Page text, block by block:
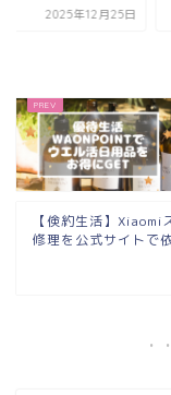
2025年12月25日
【倹約生活】Xiaomi
修理を公式サイトで